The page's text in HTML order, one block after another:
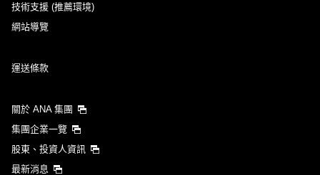
技術支援 (推薦環境)
網站導覽
運送條款
關於 ANA 集團
集團企業一覽
股東、投資人資訊
最新消息